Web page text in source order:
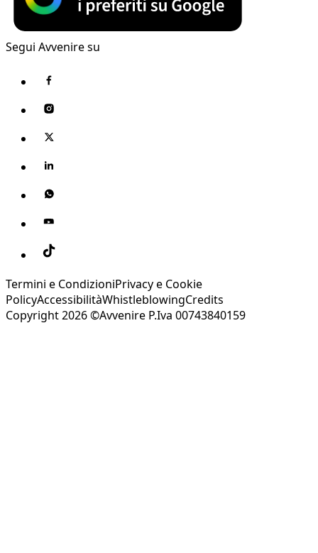
Segui Avvenire su
Termini e CondizioniPrivacy e Cookie
PolicyAccessibilitàWhistleblowingCredits
Copyright 2026 ©Avvenire P.Iva 00743840159